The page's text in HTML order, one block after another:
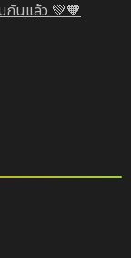
กันแล้ว 💚🧡